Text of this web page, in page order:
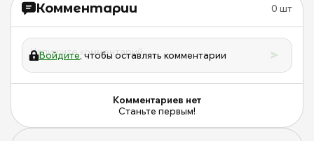
Комментарии 0 шт
Войдите, чтобы оставлять комментарии
Комментариев нет
Станьте первым!